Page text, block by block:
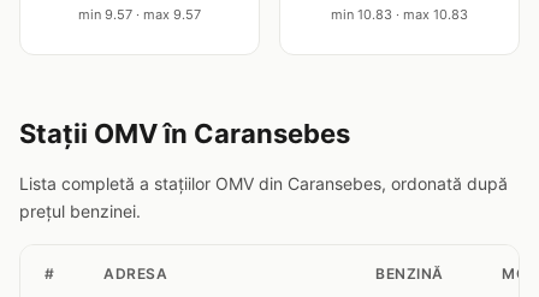
min 9.57 · max 9.57 min 10.83 · max 10.83
Stații OMV în Caransebes
Lista completă a stațiilor OMV din Caransebes, ordonată după
prețul benzinei.
# ADRESA BENZINĂ